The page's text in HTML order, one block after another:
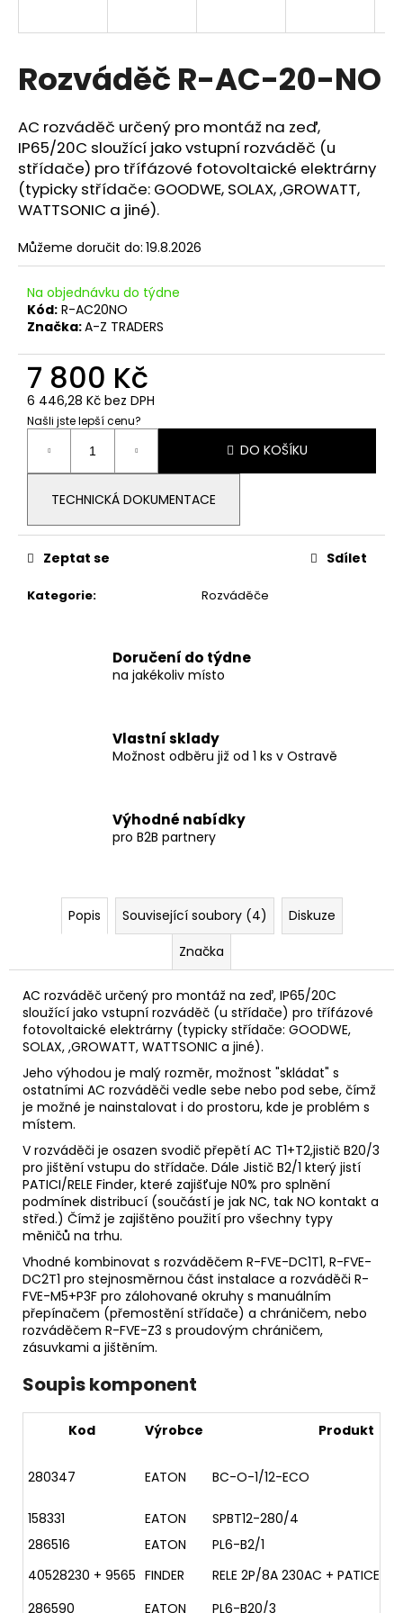
Rozváděč R-AC-20-NO
AC rozváděč určený pro montáž na zeď,
IP65/20C sloužící jako vstupní rozváděč (u
střídače) pro třífázové fotovoltaické elektrárny
(typicky střídače: GOODWE, SOLAX, ,GROWATT,
WATTSONIC a jiné).
Můžeme doručit do: 19.8.2026
Na objednávku do týdne
Kód: R-AC20NO
Značka:A-Z TRADERS
7 800 Kč
6 446,28 Kč bez DPH
Našli jste lepší cenu?
Měrná
cena:
DO KOŠÍKU
TECHNICKÁ DOKUMENTACE
Kategorie: Rozváděče
Zeptat se Sdílet
Doručení do týdne
na jakékoliv místo
Vlastní sklady
Možnost odběru již od 1 ks v Ostravě
Výhodné nabídky
pro B2B partnery
Popis Související soubory (4)
Diskuze
Značka
AC rozváděč určený pro montáž na zeď, IP65/20C
sloužící jako vstupní rozváděč (u střídače) pro třífázové
fotovoltaické elektrárny (typicky střídače: GOODWE,
SOLAX, ,GROWATT, WATTSONIC a jiné).
Jeho výhodou je malý rozměr, možnost "skládat" s
ostatními AC rozváděči vedle sebe nebo pod sebe, čímž
je možné je nainstalovat i do prostoru, kde je problém s
místem.
V rozváděči je osazen svodič přepětí AC T1+T2,jistič B20/3
pro jištění vstupu do střídače. Dále Jistič B2/1 který jistí
PATICI/RELE Finder, které zajišťuje N0% pro splnění
podmínek distribucí (součástí je jak NC, tak NO kontakt a
střed.) Čímž je zajištěno použití pro všechny typy
měničů na trhu.
Vhodné kombinovat s rozváděčem R-FVE-DC1T1, R-FVE-
DC2T1 pro stejnosměrnou část instalace a rozváděči R-
FVE-M5+P3F pro zálohované okruhy s manuálním
přepínačem (přemostění střídače) a chráničem, nebo
rozváděčem R-FVE-Z3 s proudovým chráničem,
zásuvkami a jištěním.
Soupis komponent
Kod Výrobce Produkt
280347 EATON BC-O-1/12-ECO
158331 EATON
SPBT12-280/4
286516
EATON
PL6-B2/1
40528230 + 9565 FINDER
RELE 2P/8A 230AC + PATICE
286590
EATON PL6-B20/3
í
t
?
D
o
p
č
u
KONCOVÁ
SVORKA
30,
ČERNÁ